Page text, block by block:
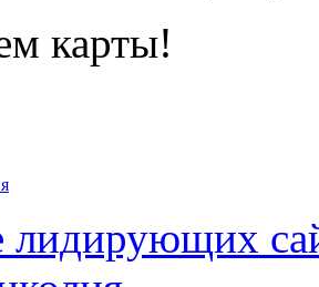
карты!
лидирующих